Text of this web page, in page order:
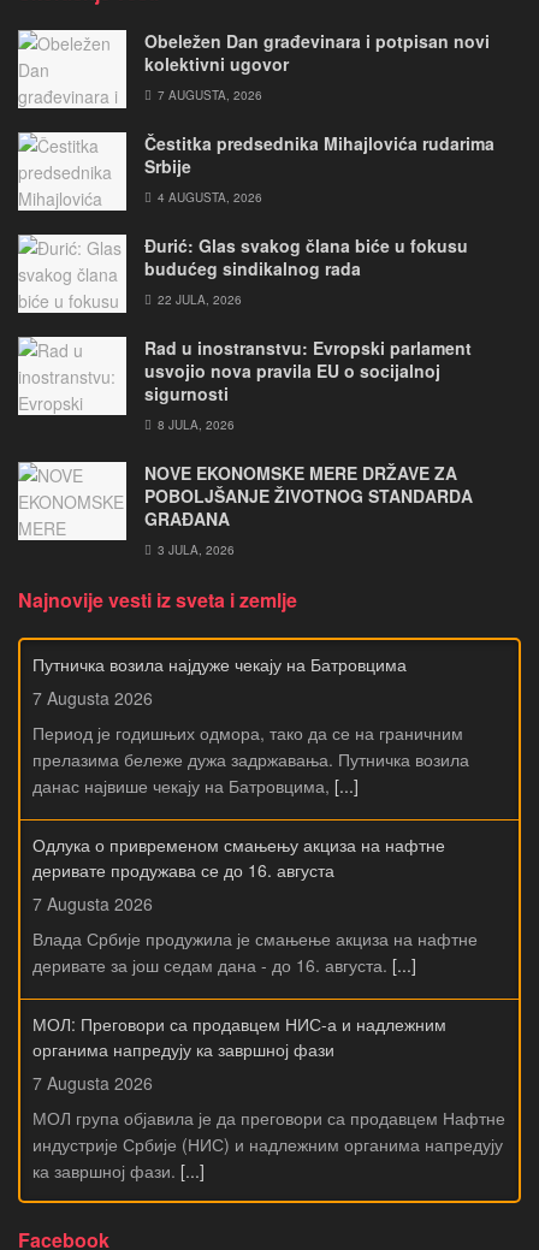
Obeležen Dan građevinara i potpisan novi
kolektivni ugovor
7 AUGUSTA, 2026
Čestitka predsednika Mihajlovića rudarima
Srbije
4 AUGUSTA, 2026
Đurić: Glas svakog člana biće u fokusu
budućeg sindikalnog rada
22 JULA, 2026
Rad u inostranstvu: Evropski parlament
usvojio nova pravila EU o socijalnoj
sigurnosti
8 JULA, 2026
NOVE EKONOMSKE MERE DRŽAVE ZA
POBOLJŠANJE ŽIVOTNOG STANDARDA
GRAĐANA
3 JULA, 2026
Najnovije vesti iz sveta i zemlje
Путничка возила најдуже чекају на Батровцима
7 Augusta 2026
Период је годишњих одмора, тако да се на граничним
прелазима бележе дужа задржавања. Путничка возила
данас највише чекају на Батровцима, [...]
Одлука о привременом смањењу акциза на нафтне
деривате продужава се до 16. августа
7 Augusta 2026
Влада Србије продужила је смањење акциза на нафтне
деривате за још седам дана - до 16. августа. [...]
МОЛ: Преговори са продавцем НИС-а и надлежним
органима напредују ка завршној фази
7 Augusta 2026
МОЛ група објавила је да преговори са продавцем Нафтне
индустрије Србије (НИС) и надлежним органима напредују
ка завршној фази. [...]
Facebook